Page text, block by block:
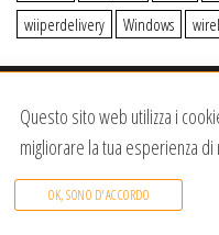
wiiperdelivery
Windows
© 2020-2023 Wiiper Store
Questo sito web utilizza i
migliorare la tua esperienza di
OK, SONO D'ACCORDO